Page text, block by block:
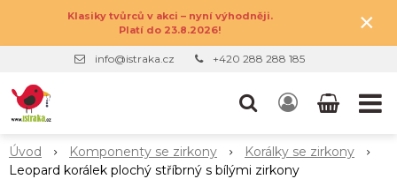
Klasiky tvůrců v akci – nyní výhodněji.
Platí do 23.8.2026!
×
info@istraka.cz +420 288 288 185
Úvod Komponenty se zirkony
Korálky se zirkony
Leopard korálek plochý stříbrný s bílými zirkony